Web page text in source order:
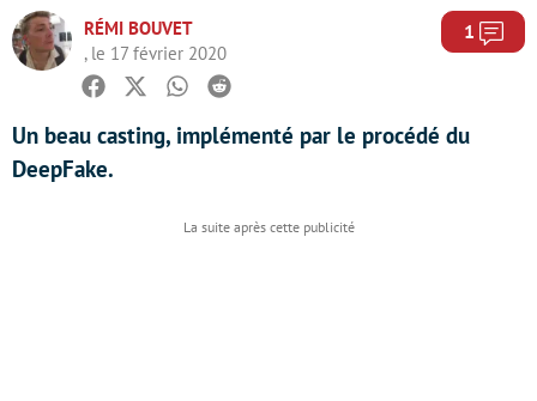
RÉMI BOUVET
, le 17 février 2020
1
Facebook
TwitterWhatsapp
Reddit
Un beau casting, implémenté par le procédé du
DeepFake.